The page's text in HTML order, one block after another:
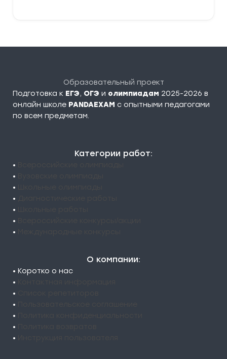
Образовательный проект
Подготовка к ЕГЭ, ОГЭ и олимпиадам 2025-2026 в
онлайн школе PANDAEXAM c опытными педагогами
по всем предметам.
Категории работ:
•
•
•
•
•
•
•
О компании:
• Коротко о нас
•
•
•
•
•
•